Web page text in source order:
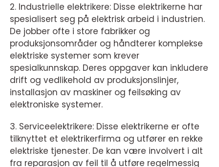
2. Industrielle elektrikere: Disse elektrikerne har
spesialisert seg på elektrisk arbeid i industrien.
De jobber ofte i store fabrikker og
produksjonsområder og håndterer komplekse
elektriske systemer som krever
spesialkunnskap. Deres oppgaver kan inkludere
drift og vedlikehold av produksjonslinjer,
installasjon av maskiner og feilsøking av
elektroniske systemer.
3. Serviceelektrikere: Disse elektrikerne er ofte
tilknyttet et elektrikerfirma og utfører en rekke
elektriske tjenester. De kan være involvert i alt
fra reparasjon av feil til å utføre regelmessig